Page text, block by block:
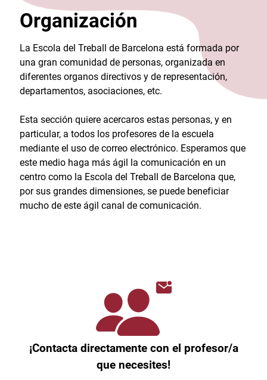
Organización
La Escola del Treball de Barcelona está formada por
una gran comunidad de personas, organizada en
diferentes organos directivos y de representación,
departamentos, asociaciones, etc.
Esta sección quiere acercaros estas personas, y en
particular, a todos los profesores de la escuela
mediante el uso de correo electrónico. Esperamos que
este medio haga más ágil la comunicación en un
centro como la Escola del Treball de Barcelona que,
por sus grandes dimensiones, se puede beneficiar
mucho de este ágil canal de comunicación.
¡Contacta directamente con el profesor/a
que necesites!